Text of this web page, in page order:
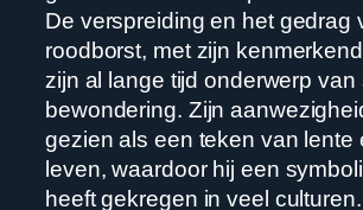
De verspreiding en het gedrag
roodborst, met zijn
zijn al lange tijd onderwerp van
bewondering. Zijn
gezien als een teken van lente
leven, waardoor hij een
heeft gekregen in veel culturen.